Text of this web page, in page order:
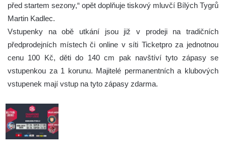
před startem sezony,“ opět doplňuje tiskový mluvčí Bílých Tygrů
Martin Kadlec.
Vstupenky na obě utkání jsou již v prodeji na tradičních
předprodejních místech či online v síti Ticketpro za jednotnou
cenu 100 Kč, děti do 140 cm pak navštíví tyto zápasy se
vstupenkou za 1 korunu. Majitelé permanentních a klubových
vstupenek mají vstup na tyto zápasy zdarma.